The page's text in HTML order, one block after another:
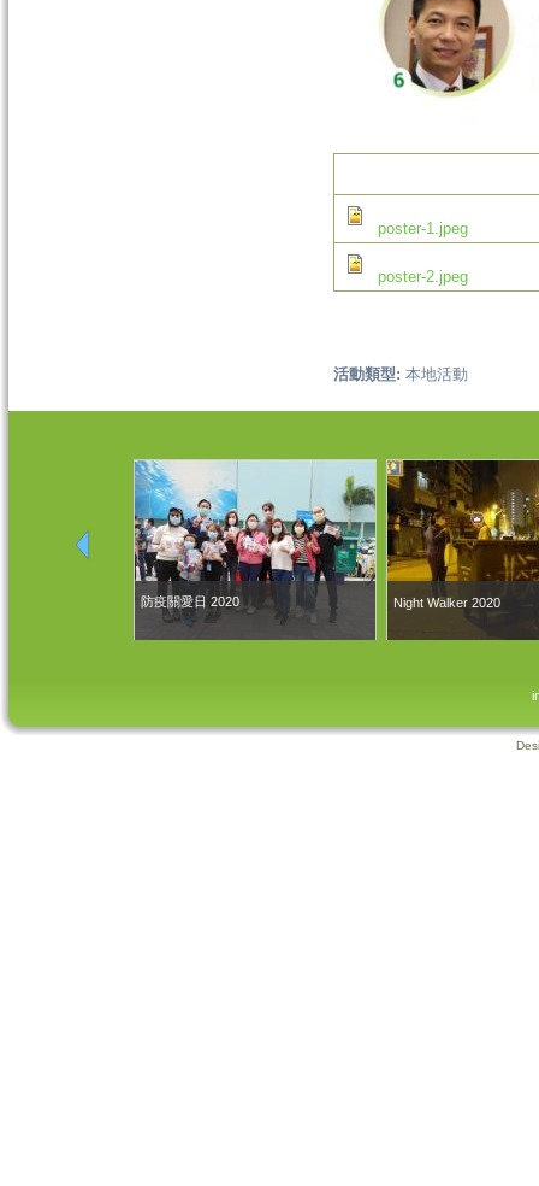
poster-1.jpeg
poster-2.jpeg
活動類型: 本地活動
防疫關愛日 2020 Night Walker 2020